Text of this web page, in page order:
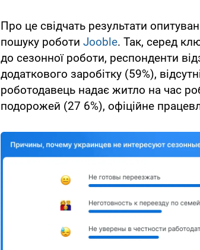
Про це свідчать результати
пошуку роботи Jooble. Так, серед
до сезонної роботи, респонденти
додаткового заробітку (59%),
роботодавець надає житло на час
подорожей (27 6%), офіційне